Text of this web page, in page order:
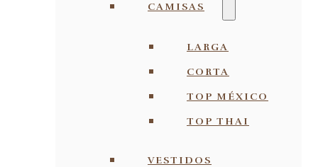
CAMISAS
LARGA
CORTA
TOP MÉXICO
TOP THAI
VESTIDOS